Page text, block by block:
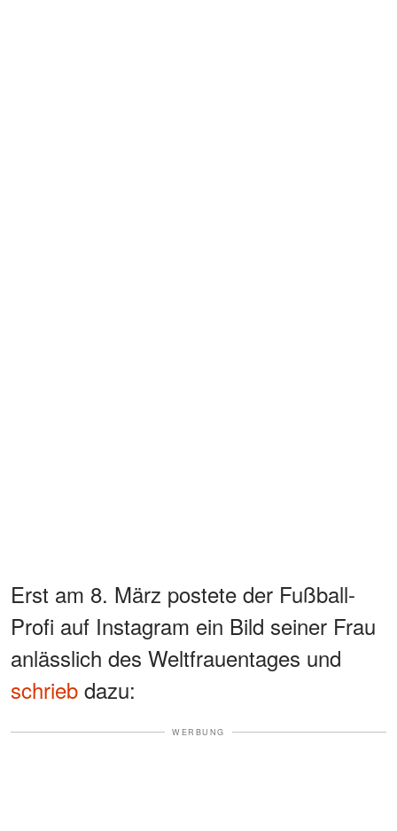
Erst am 8. März postete der Fußball-
Profi auf Instagram ein Bild seiner Frau
anlässlich des Weltfrauentages und
schrieb dazu:
WERBUNG